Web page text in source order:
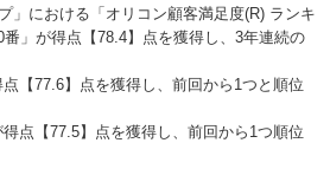
」における「オリコン顧客満足度(R) ランキ
」が得点【78.4】点を獲得し、3年連続の
【77.6】点を獲得し、前回から1つと順位
点【77.5】点を獲得し、前回から1つ順位